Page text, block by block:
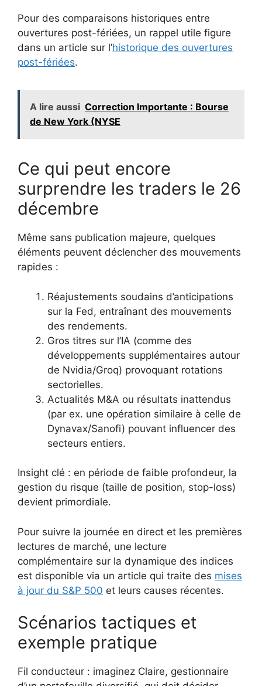
Pour des comparaisons historiques entre
ouvertures post-fériées, un rappel utile figure
dans un article sur l’historique des ouvertures
post-fériées.
A lire aussi Correction Importante : Bourse
de New York (NYSE
Ce qui peut encore
surprendre les traders le 26
décembre
Même sans publication majeure, quelques
éléments peuvent déclencher des mouvements
rapides :
Réajustements soudains d’anticipations
sur la Fed, entraînant des mouvements
des rendements.
Gros titres sur l’IA (comme des
développements supplémentaires autour
de Nvidia/Groq) provoquant rotations
sectorielles.
Actualités M&A ou résultats inattendus
(par ex. une opération similaire à celle de
Dynavax/Sanofi) pouvant influencer des
secteurs entiers.
Insight clé : en période de faible profondeur, la
gestion du risque (taille de position, stop-loss)
devient primordiale.
Pour suivre la journée en direct et les premières
lectures de marché, une lecture
complémentaire sur la dynamique des indices
est disponible via un article qui traite des mises
à jour du S&P 500 et leurs causes récentes.
Scénarios tactiques et
exemple pratique
Fil conducteur : imaginez Claire, gestionnaire